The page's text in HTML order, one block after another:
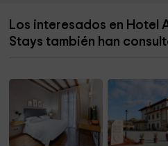
Graccurris, Yacimiento
Ermita de San Gregorio Ostiense
Los interesados en Hotel
Stays también han